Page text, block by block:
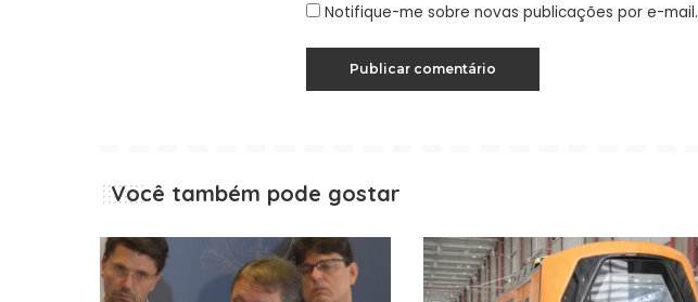
Notifique-me sobre novas publicações por e-mail.
Você também pode gostar